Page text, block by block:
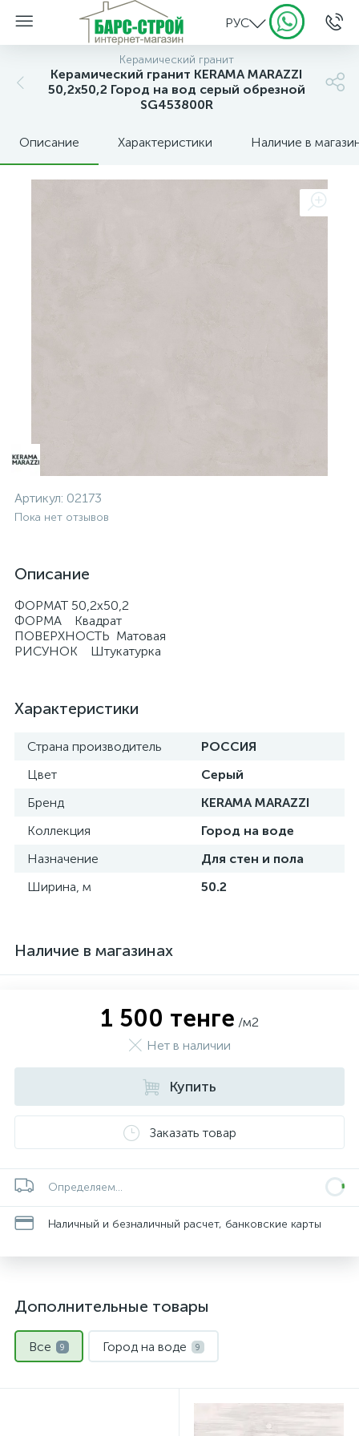
РУС
Керамический гранит
Керамический гранит KERAMA MARAZZI
50,2х50,2 Город на вод серый обрезной
SG453800R
Описание Характеристики Наличие в
Артикул: 02173
Пока нет отзывов
Описание
ФОРМАТ 50,2х50,2
ФОРМА Квадрат
ПОВЕРХНОСТЬ Матовая
РИСУНОК Штукатурка
Характеристики
Страна производитель
РОССИЯ
Цвет
Серый
Бренд
KERAMA MARAZZI
Коллекция
Город на воде
Назначение
Для стен и пола
Ширина, м
50.2
Наличие в магазинах
1 500 тенге /м2
Нет в наличии
Купить
Заказать товар
Определяем...
Наличный и безналичный расчет, банковские карты
Дополнительные товары
Все 9 Город на воде 9